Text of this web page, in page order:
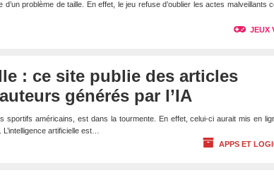
problème de taille. En effet, le jeu refuse d’oublier les actes malveillants
JEUX
: ce site publie des articles
générés par l’IA
sportifs américains, est dans la tourmente. En effet, celui-ci aurait mis en
artificielle est…
APPS ET